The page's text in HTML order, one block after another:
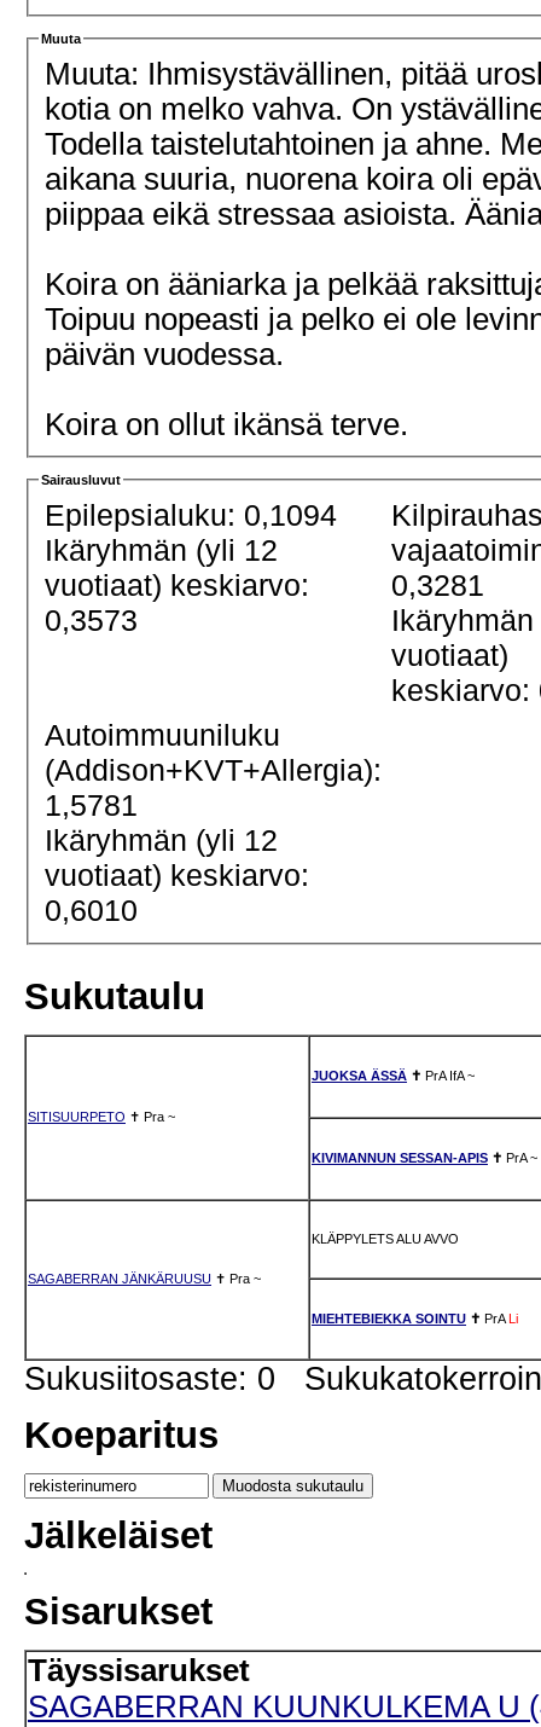
Muuta
Muuta: Ihmisystävällinen, pitää
kotia on melko vahva. On
Todella taistelutahtoinen ja ahne.
aikana suuria, nuorena koira oli
piippaa eikä stressaa asioista.
Koira on ääniarka ja pelkää
Toipuu nopeasti ja pelko ei ole
päivän vuodessa.
Koira on ollut ikänsä terve.
Sairausluvut
Epilepsialuku: 0,1094
Ikäryhmän (yli 12
vuotiaat) keskiarvo:
0,3573
0,3281
vuotiaat)
keskiarvo:
Autoimmuuniluku
(Addison+KVT+Allergia):
1,5781
Ikäryhmän (yli 12
vuotiaat) keskiarvo:
0,6010
Sukutaulu
SITISUURPETO ✝ Pra ~
JUOKSA ÄSSÄ ✝ PrA IfA ~
KIVIMANNUN SESSAN-APIS ✝ PrA ~
SAGABERRAN JÄNKÄRUUSU ✝ Pra ~
KLÄPPYLETS ALU AVVO
MIEHTEBIEKKA SOINTU ✝ PrA Li
Sukusiitosaste: 0
Koeparitus
Jälkeläiset
Sisarukset
Täyssisarukset
SAGABERRAN KUUNKULKEMA U